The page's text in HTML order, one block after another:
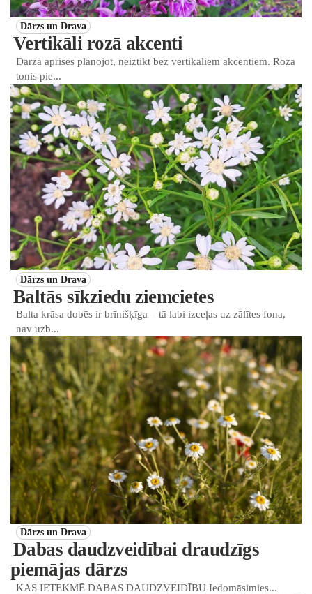
Dārzs un Drava
Vertikāli rozā akcenti
Dārza aprises plānojot, neiztikt bez vertikāliem akcentiem. Rozā
tonis pie...
Dārzs un Drava
Baltās sīkziedu ziemcietes
Balta krāsa dobēs ir brīnišķīga – tā labi izceļas uz zālītes fona,
nav uzb...
Dārzs un Drava
Dabas daudzveidībai draudzīgs
piemājas dārzs
KAS IETEKMĒ DABAS DAUDZVEIDĪBU Iedomāsimies...